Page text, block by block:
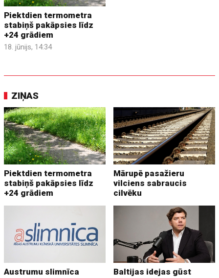
Piektdien termometra
stabiņš pakāpsies līdz
+24 grādiem
18. jūnijs, 14:34
ZIŅAS
Piektdien termometra
stabiņš pakāpsies līdz
+24 grādiem
Mārupē pasažieru
vilciens sabraucis
cilvēku
Austrumu slimnīca
Baltijas idejas gūst